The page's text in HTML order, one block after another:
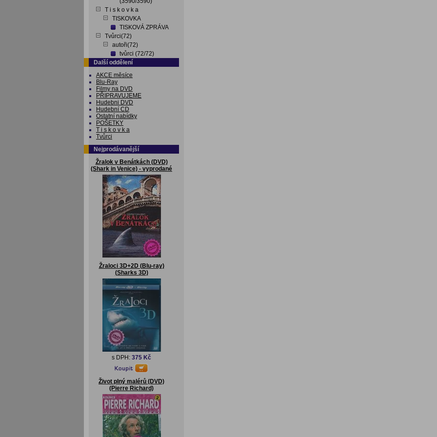
T i s k o v k a
TISKOVKA
TISKOVÁ ZPRÁVA
Tvůrci(72)
autoři(72)
tvůrci (72/72)
Další oddělení
AKCE měsíce
Blu-Ray
Filmy na DVD
PŘIPRAVUJEME
Hudebni DVD
Hudební CD
Ostatní nabídky
POŠETKY
T i s k o v k a
Tvůrci
Nejprodávanější
Žralok v Benátkách (DVD)
(Shark in Venice) - vyprodané
Žraloci 3D+2D (Blu-ray)
(Sharks 3D)
s DPH: 375 Kč
Život plný malérů (DVD)
(Pierre Richard)